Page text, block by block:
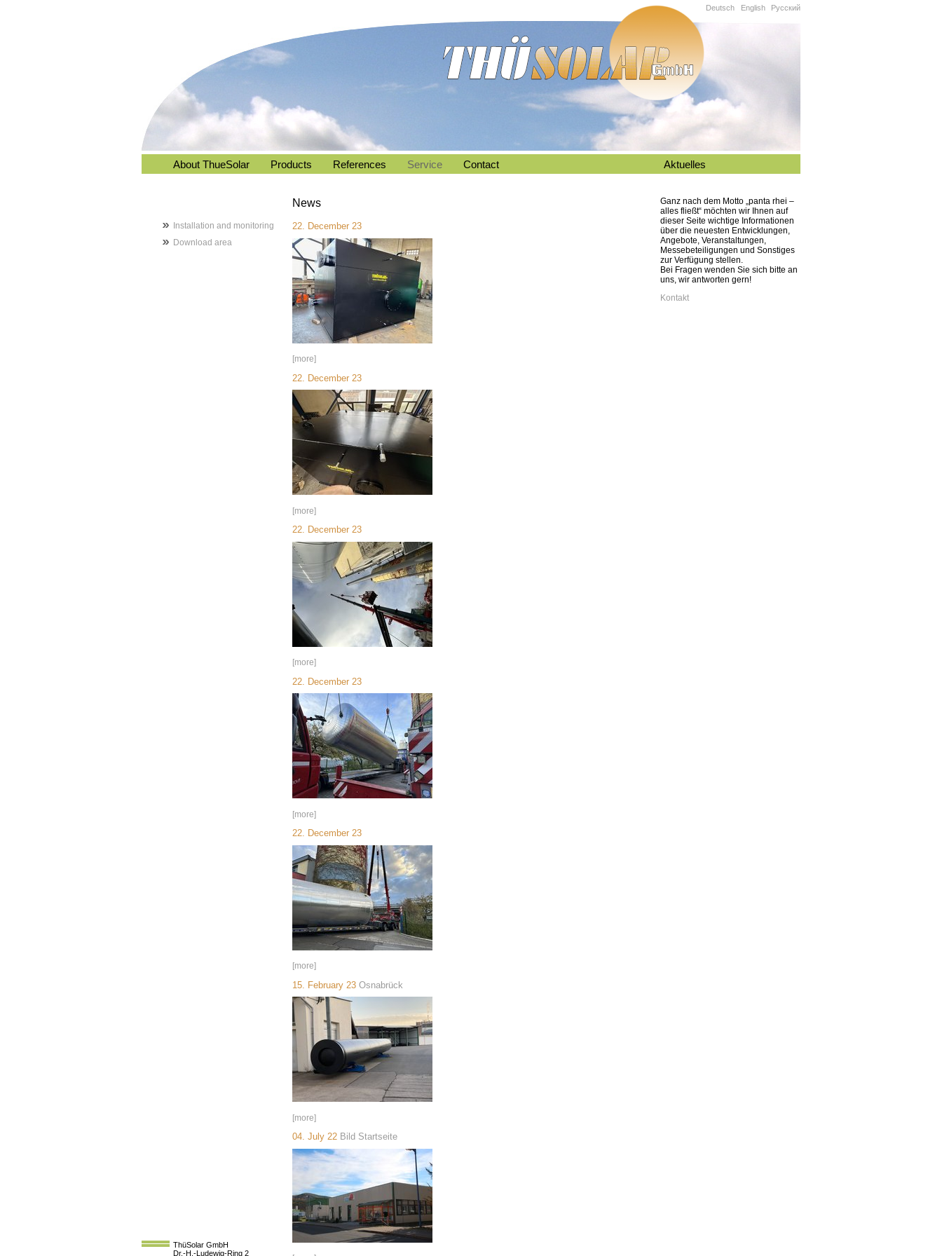
News
22. December 23
[more]
22. December 23
[more]
22. December 23
[more]
22. December 23
[more]
22. December 23
[more]
15. February 23 Osnabrück
[more]
04. July 22 Bild Startseite
Ganz nach dem Motto „panta rhei –
alles fließt“ möchten wir Ihnen auf
dieser Seite wichtige Informationen
über die neuesten Entwicklungen,
Angebote, Veranstaltungen,
Messebeteiligungen und Sonstiges
zur Verfügung stellen.
Bei Fragen wenden Sie sich bitte an
uns, wir antworten gern!
Kontakt
Installation and monitoring
Download area
About ThueSolar Products References Service Contact Aktuelles
Deutsch English Русский
ThüSolar GmbH
Dr.-H.-Ludewig-Ring 2